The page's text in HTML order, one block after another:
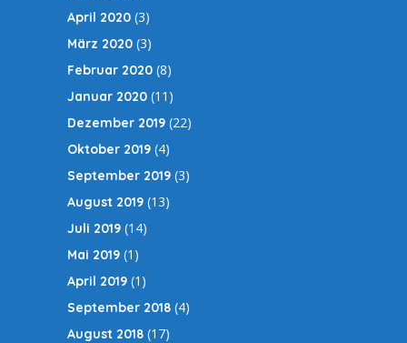
April 2020 (3)
März 2020 (3)
Februar 2020 (8)
Januar 2020 (11)
Dezember 2019 (22)
Oktober 2019 (4)
September 2019 (3)
August 2019 (13)
Juli 2019 (14)
Mai 2019 (1)
April 2019 (1)
September 2018 (4)
August 2018 (17)